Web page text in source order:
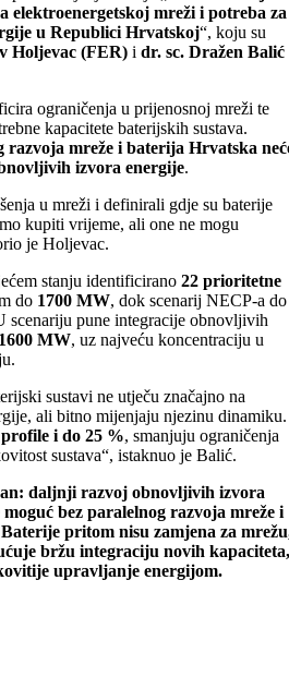
elektroenergetskoj mreži i potreba za
u Republici Hrvatskoj“, koju su
Holjevac (FER)i dr. sc. Dražen Balić
ograničenja u prijenosnoj mreži te
kapacitete baterijskih sustava.
razvoja mreže i baterija Hrvatska
izvora energije.
u mreži i definirali gdje su baterije
kupiti vrijeme, ali one ne mogu
je Holjevac.
stanju identificirano 22 prioritetne
do 1700 MW, dok scenarij NECP-a do
scenariju pune integracije obnovljivih
1600 MW, uz najveću koncentraciju u
sustavi ne utječu značajno na
ali bitno mijenjaju njezinu dinamiku.
i do 25 %, smanjuju ograničenja
sustava“, istaknuo je Balić.
daljnji razvoj obnovljivih izvora
bez paralelnog razvoja mreže i
pritom nisu zamjena za
bržu integraciju novih kapaciteta,
upravljanje energijom.